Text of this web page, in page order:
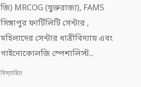
জি) MRCOG (যুক্তরাজ্য), FAMS
সিঙ্গাপুর ফার্টিলিটি সেন্টার ,
মহিলাদের সেন্টার ধাত্রীবিদ্যায় এবং
গাইনোকোলজি স্পেশালিস্ট...
বিস্তারিত